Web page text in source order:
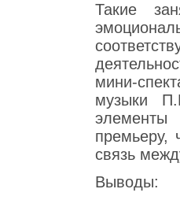
Такие
мини-
музыки
премьеру,
связь
Выводы: